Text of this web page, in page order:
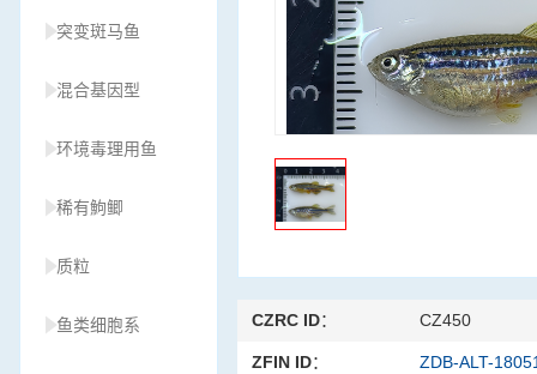
突变斑马鱼
混合基因型
环境毒理用鱼
稀有鮈鲫
质粒
鱼类细胞系 CZRC ID： CZ450
ZFIN ID： ZDB-ALT-